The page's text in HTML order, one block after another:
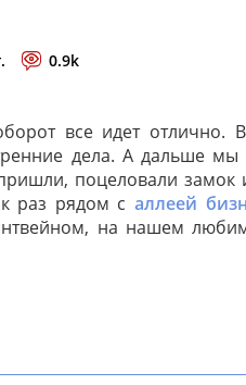
0.9k
все идет отлично.
дела. А дальше
поцеловали
раз рядом саллеей
на нашем